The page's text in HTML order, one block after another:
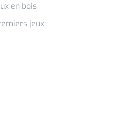
en bois
jeux